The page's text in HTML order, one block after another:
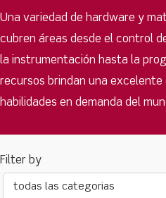
Una variedad de hardware y
cubren áreas desde el control
la instrumentación hasta la
recursos brindan una
habilidades en demanda del
todas las categorias